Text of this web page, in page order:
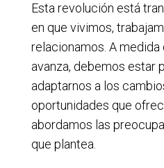
Esta revolución está
en que vivimos,
relacionamos. A
avanza, debemos estar
adaptarnos a los
oportunidades que
abordamos las
que plantea.